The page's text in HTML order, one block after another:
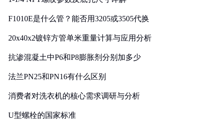
F1010E是什么管？能否用3205或3505代换
20x40x2镀锌方管单米重量计算与应用分析
抗渗混凝土中P6和P8膨胀剂分别加多少
法兰PN25和PN16有什么区别
消费者对洗衣机的核心需求调研与分析
U型螺栓的国家标准